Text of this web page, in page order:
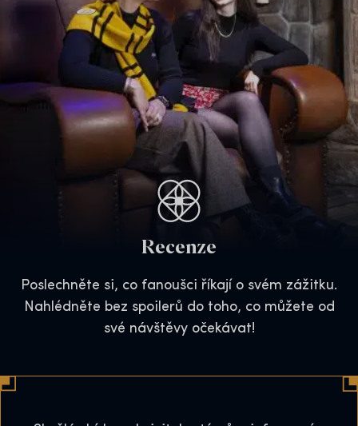
Recenze
Poslechněte si, co fanoušci říkají o svém zážitku.
Nahlédněte bez spoilerů do toho, co můžete od
své návštěvy očekávat!